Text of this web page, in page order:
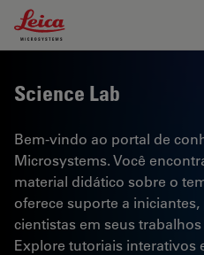
Leica Microsystems Logo
Science Lab
Bem-vindo ao portal de
Microsystems. Você
material didático sobre o
oferece suporte a
cientistas em seus
Explore tutoriais interativos